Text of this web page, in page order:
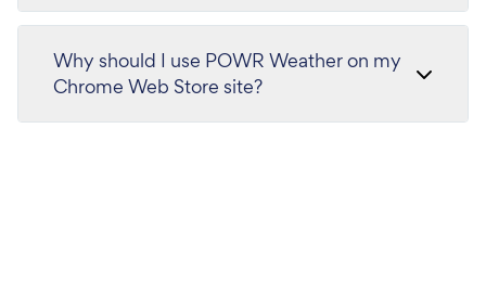
Why should I use POWR Weather on my
Chrome Web Store site?